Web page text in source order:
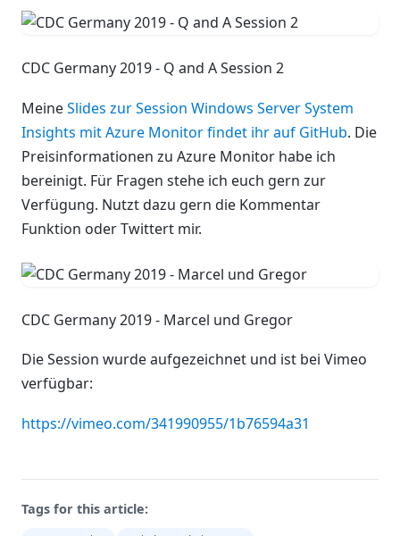
CDC Germany 2019 - Q and A Session 2
MeineSlides zur Session Windows Server System
Insights mit Azure Monitor findet ihr auf GitHub. Die
Preisinformationen zu Azure Monitor habe ich
bereinigt. Für Fragen stehe ich euch gern zur
Verfügung. Nutzt dazu gern die Kommentar
Funktion oder Twittert mir.
CDC Germany 2019 - Marcel und Gregor
Die Session wurde aufgezeichnet und ist bei Vimeo
verfügbar:
https://vimeo.com/341990955/1b76594a31
Tags for this article: